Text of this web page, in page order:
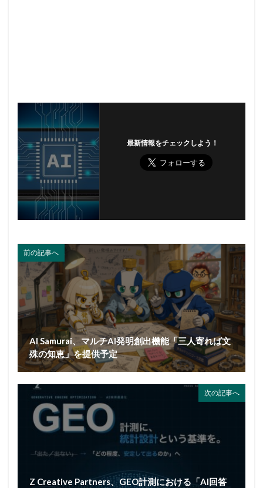
最新情報をチェックしよう！
前の記事へ
AI Samurai、マルチAI発明創出機能「三人寄れば文
殊の知恵」を提供予定
次の記事へ
Z Creative Partners、GEO計測における「AI回答